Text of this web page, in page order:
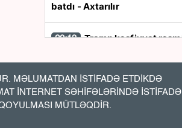
batdı - Axtarılır
20:13 Tramp kəşfiyyat rəsmiləri
20:00
Rusiyaya pul
göndərənlərin nəzərinə: AMB-
dən mühüm açıqlama
MƏLUMATDAN İSTİFADƏ ETDİKDƏ
İNTERNET SƏHİFƏLƏRİNDƏ İSTİFADƏ
MÜTLƏQDİR.